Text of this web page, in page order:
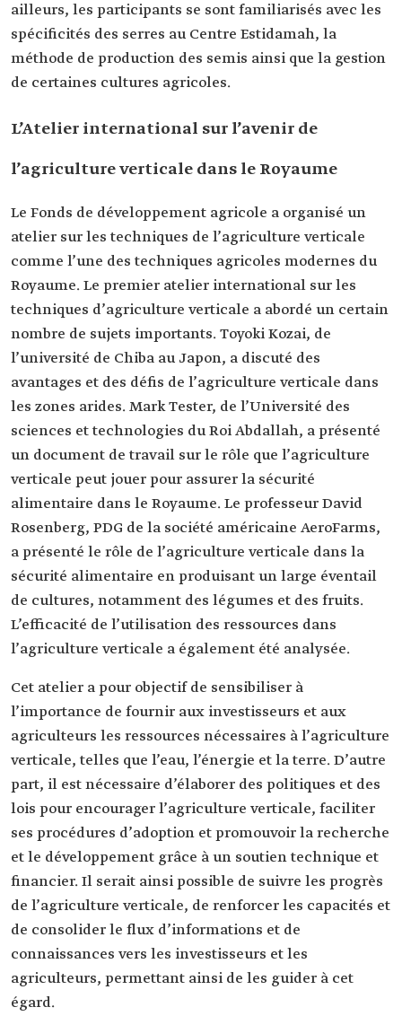
ailleurs, les participants se sont familiarisés avec les
spécificités des serres au Centre Estidamah, la
méthode de production des semis ainsi que la gestion
de certaines cultures agricoles.
L’Atelier international sur l’avenir de
l’agriculture verticale dans le Royaume
Le Fonds de développement agricole a organisé un
atelier sur les techniques de l’agriculture verticale
comme l’une des techniques agricoles modernes du
Royaume. Le premier atelier international sur les
techniques d’agriculture verticale a abordé un certain
nombre de sujets importants. Toyoki Kozai, de
l’université de Chiba au Japon, a discuté des
avantages et des défis de l’agriculture verticale dans
les zones arides. Mark Tester, de l’Université des
sciences et technologies du Roi Abdallah, a présenté
un document de travail sur le rôle que l’agriculture
verticale peut jouer pour assurer la sécurité
alimentaire dans le Royaume. Le professeur David
Rosenberg, PDG de la société américaine AeroFarms,
a présenté le rôle de l’agriculture verticale dans la
sécurité alimentaire en produisant un large éventail
de cultures, notamment des légumes et des fruits.
L’efficacité de l’utilisation des ressources dans
l’agriculture verticale a également été analysée.
Cet atelier a pour objectif de sensibiliser à
l’importance de fournir aux investisseurs et aux
agriculteurs les ressources nécessaires à l’agriculture
verticale, telles que l’eau, l’énergie et la terre. D’autre
part, il est nécessaire d’élaborer des politiques et des
lois pour encourager l’agriculture verticale, faciliter
ses procédures d’adoption et promouvoir la recherche
et le développement grâce à un soutien technique et
financier. Il serait ainsi possible de suivre les progrès
de l’agriculture verticale, de renforcer les capacités et
de consolider le flux d’informations et de
connaissances vers les investisseurs et les
agriculteurs, permettant ainsi de les guider à cet
égard.